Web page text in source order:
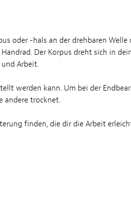
oder -hals an der drehbaren
Der Korpus dreht sich in
Arbeit.
werden kann. Um bei der
andere trocknet.
finden, die dir die Arbeit